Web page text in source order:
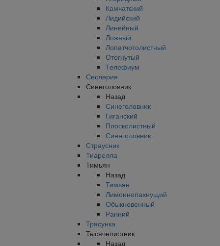
Камчатский
Лидийский
Линейный
Ложный
Лопатчотолистный
Отогнутый
Телефиум
Сеслерия
Синеголовник
Назад
Синеголовник
Гиганский
Плосколистный
Синеголовник
Страусник
Тиарелла
Тимьян
Назад
Тимьян
Лимоннопахнущий
Обыкновенный
Ранний
Трясунка
Тысячелистник
Назад